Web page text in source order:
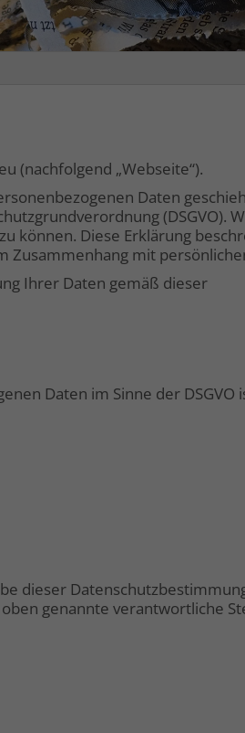
(nachfolgend „Webseite“).
Daten
(DSGVO).
können. Diese Erklärung
Zusammenhang mit
Ihrer Daten gemäß dieser
Daten im Sinne der DSGVO
dieser
genannte verantwortliche